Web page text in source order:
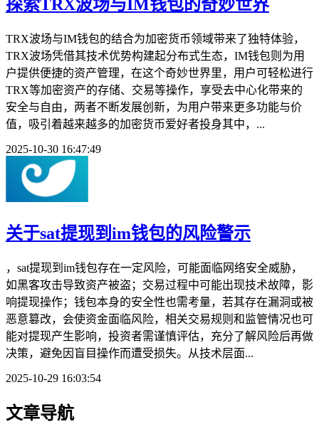
探索TRX波场与IM钱包的奇妙世界
TRX波场与IM钱包的结合为加密货币领域带来了独特体验，
TRX波场凭借其技术优势构建起分布式生态，IM钱包则为用
户提供便捷的资产管理，在这个奇妙世界里，用户可轻松进行
TRX等加密资产的存储、交易等操作，享受去中心化带来的
安全与自由，两者不断发展创新，为用户带来更多功能与价
值，吸引着越来越多的加密货币爱好者投身其中，...
2025-10-30 16:47:49
关于sat提现到im钱包的风险警示
，sat提现到im钱包存在一定风险，可能面临网络安全威胁，
如黑客攻击导致资产被盗；交易过程中可能出现技术故障，影
响提现操作；钱包本身的安全性也需考量，若其存在漏洞或被
恶意篡改，会使资金面临风险，相关交易规则和监管情况也可
能对提现产生影响，投资者需谨慎评估，充分了解风险后再做
决策，避免因盲目操作而遭受损失。从技术层面...
2025-10-29 16:03:54
文章导航